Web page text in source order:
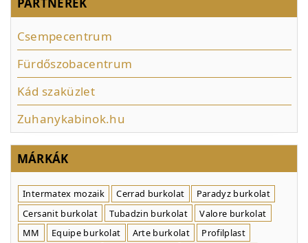
PARTNEREK
Csempecentrum
Fürdőszobacentrum
Kád szaküzlet
Zuhanykabinok.hu
MÁRKÁK
Intermatex mozaik Cerrad burkolat
Paradyz burkolat
Cersanit burkolat
Tubadzin burkolat
Valore burkolat
MM
Equipe burkolat Arte burkolat
Profilplast